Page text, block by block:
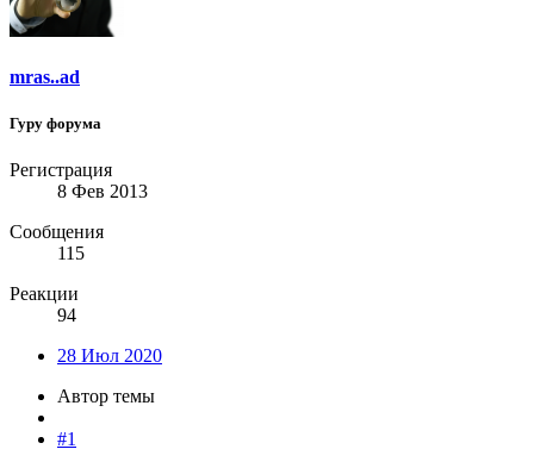
mras..ad
Гуру форума
Регистрация
8 Фев 2013
Сообщения
115
Реакции
94
28 Июл 2020
Автор темы
#1